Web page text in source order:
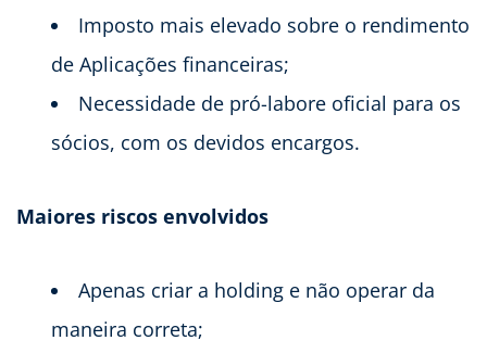
Imposto mais elevado sobre o rendimento
de Aplicações financeiras;
Necessidade de pró-labore oficial para os
sócios, com os devidos encargos.
Maiores riscos envolvidos
Apenas criar a holding e não operar da
maneira correta;